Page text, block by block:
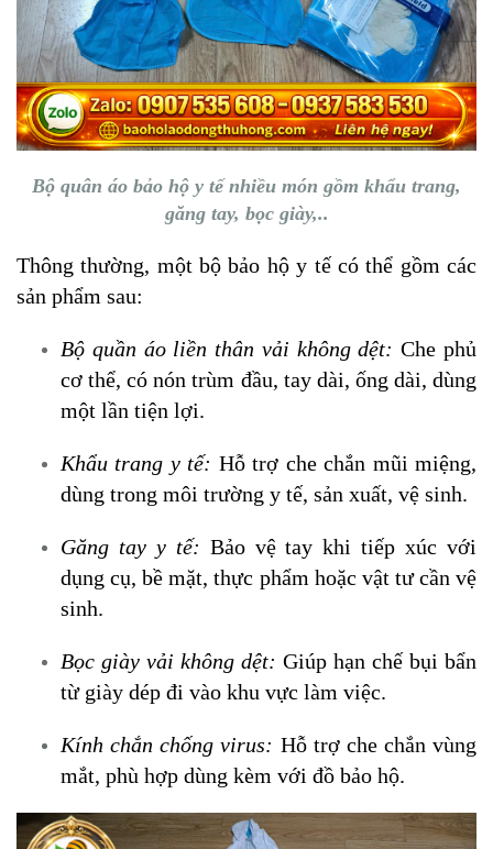
Bộ quân áo bảo hộ y tế nhiều món gồm khẩu trang,
găng tay, bọc giày,..
Thông thường, một bộ bảo hộ y tế có thể gồm các
sản phẩm sau:
Bộ quần áo liền thân vải không dệt: Che phủ
cơ thể, có nón trùm đầu, tay dài, ống dài, dùng
một lần tiện lợi.
Khẩu trang y tế: Hỗ trợ che chắn mũi miệng,
dùng trong môi trường y tế, sản xuất, vệ sinh.
Găng tay y tế: Bảo vệ tay khi tiếp xúc với
dụng cụ, bề mặt, thực phẩm hoặc vật tư cần vệ
sinh.
Bọc giày vải không dệt: Giúp hạn chế bụi bẩn
từ giày dép đi vào khu vực làm việc.
Kính chắn chống virus: Hỗ trợ che chắn vùng
mắt, phù hợp dùng kèm với đồ bảo hộ.